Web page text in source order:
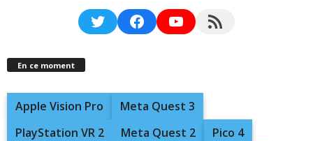
TwitterFacebookYouTubeRSS Feed
En ce moment
Apple Vision Pro
Meta Quest 3
PlayStation VR 2
Meta Quest 2
Pico 4